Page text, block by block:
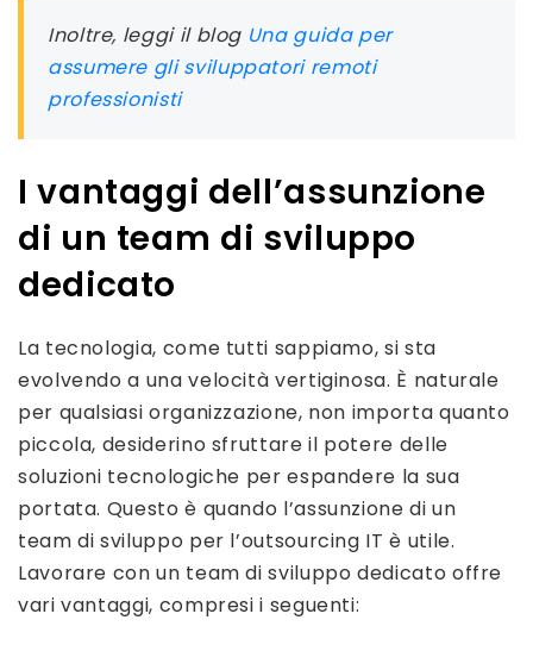
Inoltre, leggi il blog Una guida per
assumere gli sviluppatori remoti
professionisti
I vantaggi dell’assunzione
di un team di sviluppo
dedicato
La tecnologia, come tutti sappiamo, si sta
evolvendo a una velocità vertiginosa. È naturale
per qualsiasi organizzazione, non importa quanto
piccola, desiderino sfruttare il potere delle
soluzioni tecnologiche per espandere la sua
portata. Questo è quando l’assunzione di un
team di sviluppo per l’outsourcing IT è utile.
Lavorare con un team di sviluppo dedicato offre
vari vantaggi, compresi i seguenti: